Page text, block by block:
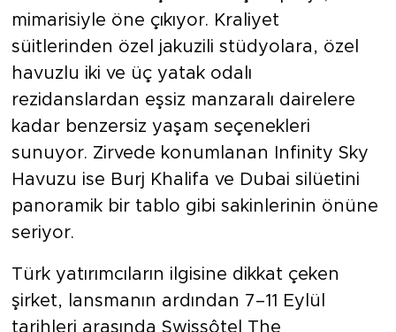
mimarisiyle öne çıkıyor. Kraliyet
süitlerinden özel jakuzili stüdyolara, özel
havuzlu iki ve üç yatak odalı
rezidanslardan eşsiz manzaralı dairelere
kadar benzersiz yaşam seçenekleri
sunuyor. Zirvede konumlanan Infinity Sky
Havuzu ise Burj Khalifa ve Dubai silüetini
panoramik bir tablo gibi sakinlerinin önüne
seriyor.
Türk yatırımcıların ilgisine dikkat çeken
şirket, lansmanın ardından 7–11 Eylül
tarihleri arasında Swissôtel The